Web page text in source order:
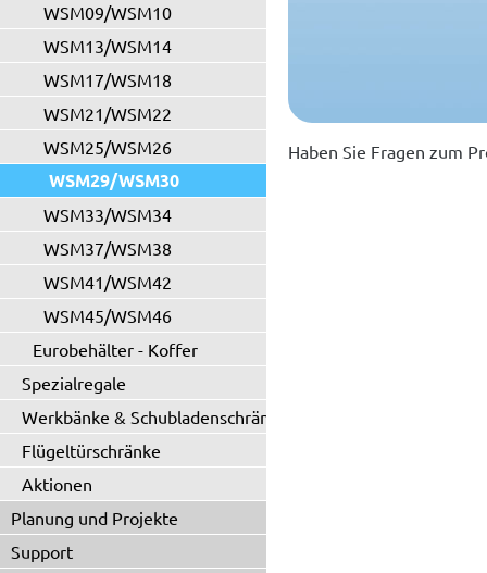
WSM09/WSM10
WSM13/WSM14
WSM17/WSM18
WSM21/WSM22
WSM25/WSM26
WSM29/WSM30
WSM33/WSM34
WSM37/WSM38
WSM41/WSM42
WSM45/WSM46
Eurobehälter - Koffer
Spezialregale
Werkbänke & Schubladenschränke
Flügeltürschränke
Aktionen
Planung und Projekte
Support
Haben Sie Fragen zum